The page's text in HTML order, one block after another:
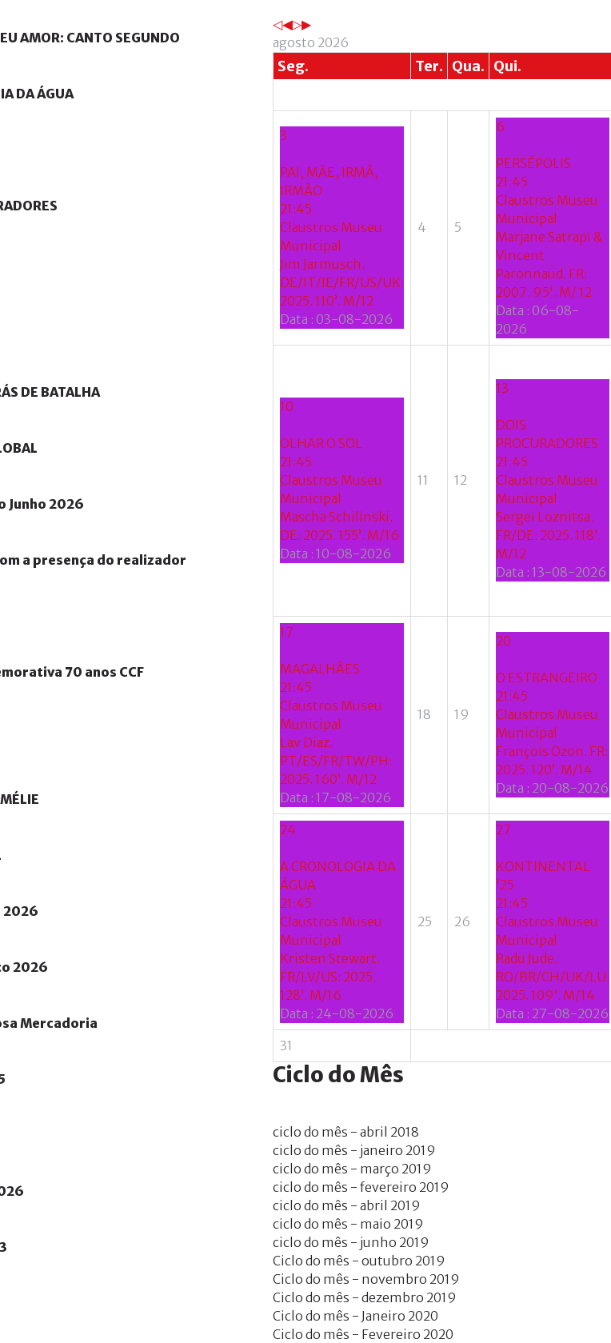
AMOR: CANTO SEGUNDO
DAÁGUA
DE BATALHA
Junho 2026
a presença do realizador
70 anos CCF
2026
2026
Mercadoria
3
agosto 2026
Seg. Ter. Qua. Qui.
3
PAI, MÃE, IRMÃ,
IRMÃO
21:45
Claustros Museu
Municipal
Jim Jarmusch.
DE/IT/IE/FR/US/UK:
2025. 110’. M/12
Data : 03-08-2026
4 5
6
PERSÉPOLIS
21:45
Claustros Museu
Municipal
Marjane Satrapi &
Vincent
Paronnaud. FR:
2007. 95'. M/ 12
Data : 06-08-
2026
10
OLHAR O SOL
21:45
Claustros Museu
Municipal
Mascha Schilinski.
DE: 2025. 155’. M/16
Data : 10-08-2026
11 12
13
DOIS
PROCURADORES
21:45
Claustros Museu
Municipal
Sergei Loznitsa.
FR/DE: 2025. 118’.
M/12
Data : 13-08-2026
17
MAGALHÃES
21:45
Claustros Museu
Municipal
Lav Diaz.
PT/ES/FR/TW/PH:
2025. 160’. M/12
Data : 17-08-2026
18 19
20
O ESTRANGEIRO
21:45
Claustros Museu
Municipal
François Ozon. FR:
2025. 120’. M/14
Data : 20-08-2026
24
A CRONOLOGIA DA
ÁGUA
21:45
Claustros Museu
Municipal
Kristen Stewart.
FR/LV/US: 2025.
128’. M/16
Data : 24-08-2026
25 26
27
KONTINENTAL
'25
21:45
Claustros Museu
Municipal
Radu Jude.
RO/BR/CH/UK/LU:
2025. 109’. M/14
Data : 27-08-2026
31
Ciclo doMês
ciclo do mês - abril 2018
ciclo do mês - janeiro 2019
ciclo do mês - março 2019
ciclo do mês - fevereiro 2019
ciclo do mês - abril 2019
ciclo do mês - maio 2019
ciclo do mês - junho 2019
Ciclo do mês - outubro 2019
Ciclo do mês - novembro 2019
Ciclo do mês - dezembro 2019
Ciclo do mês - Janeiro 2020
Ciclo do mês - Fevereiro 2020
se
do
nome
utilizador?
/
se
Login
with
+